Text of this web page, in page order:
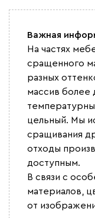
Важная
На частях
сращенного
разных
массив более
цельный. Мы
сращивания
отходы
доступным.
В связи с
материалов,
от